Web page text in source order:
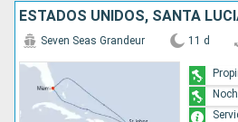
Seven Seas Grandeur 11 d